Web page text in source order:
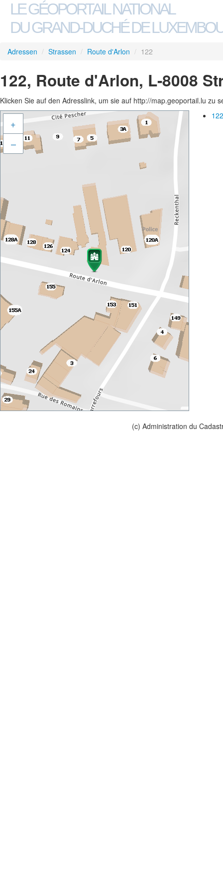
LE GÉOPORTAIL NATIONAL
DU GRAND-DUCHÉ DE
Adressen / Strassen / Route d'Arlon / 122
122, Route d'Arlon, L-8008
Klicken Sie auf den Adresslink, um sie auf http://map.geoportail.lu zu
+
–
(c) Administration du